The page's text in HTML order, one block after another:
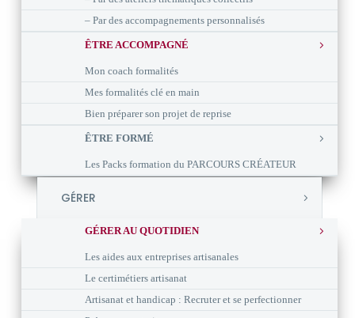
– Par des accompagnements personnalisés
ÊTRE ACCOMPAGNÉ
Mon coach formalités
Mes formalités clé en main
Bien préparer son projet de reprise
ÊTRE FORMÉ
Les Packs formation du PARCOURS CRÉATEUR
GÉRER
GÉRER AU QUOTIDIEN
Les aides aux entreprises artisanales
Le certimétiers artisanat
Artisanat et handicap : Recruter et se perfectionner